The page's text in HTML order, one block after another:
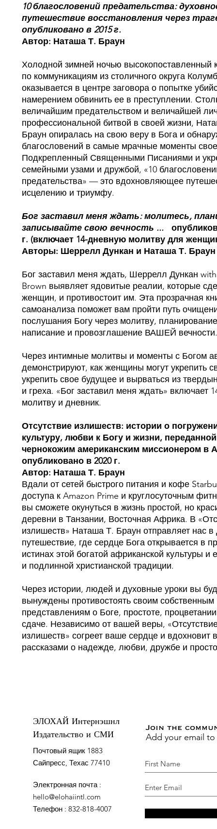
10 благословений предательства:
путешествие восстановления через
опубликовано в 2015 г.
Автор: Наташа Т. Браун
Холодной зимней ночью высокопоставленный
по коммуникациям из столичного округа
оказывается в центре заговора о попытке
намерением обвинить ее в преступлении.
величайшим предательством и величайшей
профессиональной битвой в своей жизни,
Браун опиралась на свою веру в Бога и
благословений в самые мрачные моменты
Подкрепленный Священными Писаниями и
семейными узами и дружбой, «10
предательства» — это вдохновляющее
исцелению и триумфу.
Бог заставил меня ждать: молитесь,
записывайте свою вечность ...
г. (включает 14-дневную молитву для
Авторы: Шеррелл Дункан и Наташа Т.
Бог заставил меня ждать, Шеррелл Дункан with
Brown выявляет ядовитые реалии, которые
женщин, и противостоит им. Эта прозрачная
самоанализа поможет вам пройти путь
послушания Богу через молитву,
написание и провозглашение ВАШЕЙ
Через интимные молитвы и моменты с Богом
демонстрируют, как женщины могут укрепить
укрепить свое будущее и вырваться из
и греха. «Бог заставил меня ждать» включает
молитву и дневник.
Отсутствие излишеств: истории о
культуру, любви к Богу и жизни, переданной
чернокожим американским миссионером в
опубликовано в 2020 г.
Автор: Наташа Т. Браун
Вдали от сетей быстрого питания и кофе
доступа к Amazon Prime и круглосуточным
вы сможете окунуться в жизнь простой, но
деревни в Танзании, Восточная Африка. В
излишеств» Наташа Т. Браун отправляет нас в
путешествие, где сердце Бога открывается в
истинах этой богатой африканской культуры
и подлинной христианской традиции.
Через истории, людей и духовные уроки вы
вынуждены противостоять своим собственным
представлениям о Боге, простоте,
сдаче. Независимо от вашей веры,
излишеств» согреет ваше сердце и вдохновит
рассказами о надежде, любви, дружбе и
ЭЛОХАЙ Интернэшнл
Издательство и СМИ
Почтовый ящик 1883
Сайпресс, Техас 77410
Электронная почта:
hello@elohaiintl.com
Телефон : 832-818-4007
Join the
Add your email